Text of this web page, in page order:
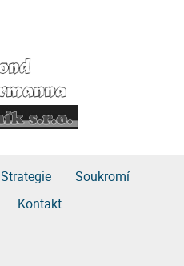
Strategie
Soukromí
Kontakt